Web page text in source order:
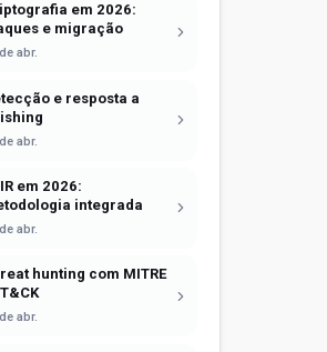
em 2026:
e migração
abr.
e resposta a
abr.
em 2026:
integrada
abr.
hunting com MITRE
abr.